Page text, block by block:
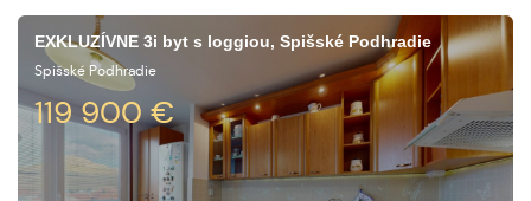
EXKLUZÍVNE 3i byt s loggiou, Spišské Podhradie
Spišské Podhradie
119 900€